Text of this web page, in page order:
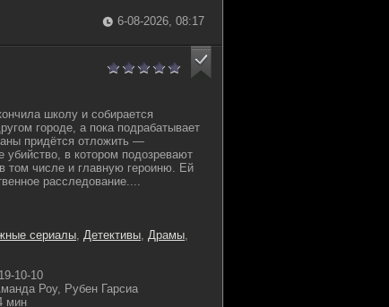
6-08-2026, 08:17
школу и собирается
городе, а пока подрабатывает
придётся отложить —
убийство, в котором подозревают
том числе и главную героиню. Ей
расследование....
сериалы, Детективы, Драмы,
10-10
Роу, Рубен Гарсиа
мин